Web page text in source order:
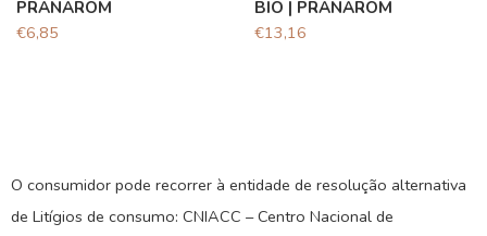
PRANAROM
€6,85
BIO | PRANAROM
€13,16
O consumidor pode recorrer à entidade de resolução alternativa
de Litígios de consumo: CNIACC – Centro Nacional de